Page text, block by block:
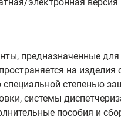
предназначенные
на изделия
степенью
системы
пособия и